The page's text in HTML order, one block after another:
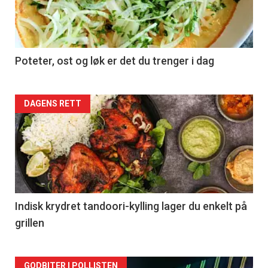
Poteter, ost og løk er det du trenger i dag
Forsiden
akkurat
nå
-
2
DAGENS RETT
Indisk krydret tandoori-kylling lager du enkelt på
grillen
GODBITER I POLLISTEN